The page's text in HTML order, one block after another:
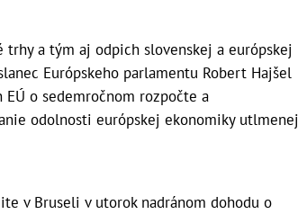
trhy a tým aj odpich slovenskej a európskej
Európskeho parlamentu Robert Hajšel
o sedemročnom rozpočte a
odolnosti európskej ekonomiky utlmenej
v Bruseli v utorok nadránom dohodu o